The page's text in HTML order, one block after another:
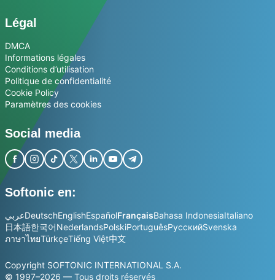
Légal
DMCA
Informations légales
Conditions d’utilisation
Politique de confidentialité
Cookie Policy
Paramètres des cookies
Social media
Softonic en:
عربيDeutschEnglishEspañolFrançaisBahasa IndonesiaItaliano
日本語한국어NederlandsPolskiPortuguêsРусскийSvenska
ภาษาไทยTürkçeTiếng Việt中文
Copyright SOFTONIC INTERNATIONAL S.A.
© 1997–2026 — Tous droits réservés